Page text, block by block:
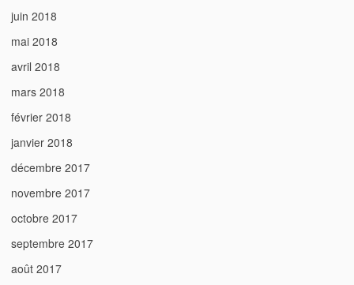
juin 2018
mai 2018
avril 2018
mars 2018
février 2018
janvier 2018
décembre 2017
novembre 2017
octobre 2017
septembre 2017
août 2017